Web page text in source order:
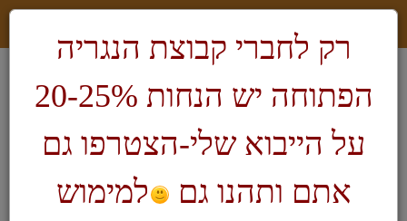
רק לחברי קבוצת הנגריה
הפתוחה יש הנחות 20-25%
על הייבוא שלי-הצטרפו גם
אתם ותהנו גם
למימוש